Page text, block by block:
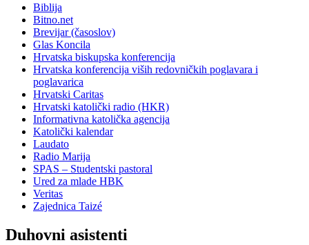
Biblija
Bitno.net
Brevijar (časoslov)
Glas Koncila
Hrvatska biskupska konferencija
Hrvatska konferencija viših redovničkih poglavara i
poglavarica
Hrvatski Caritas
Hrvatski katolički radio (HKR)
Informativna katolička agencija
Katolički kalendar
Laudato
Radio Marija
SPAS – Studentski pastoral
Ured za mlade HBK
Veritas
Zajednica Taizé
Duhovni asistenti